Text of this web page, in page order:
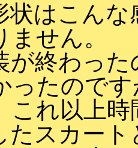
はこんな
せん。
終わった
ったので
これ以上
スカート